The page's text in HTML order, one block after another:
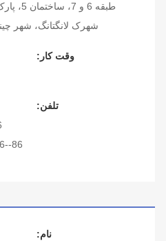
طبقه 6
شهرک لانگتانگ، شهر
وقت کار:
تلفن:
86--13710661606 (زمان غیرفعال)
نام: